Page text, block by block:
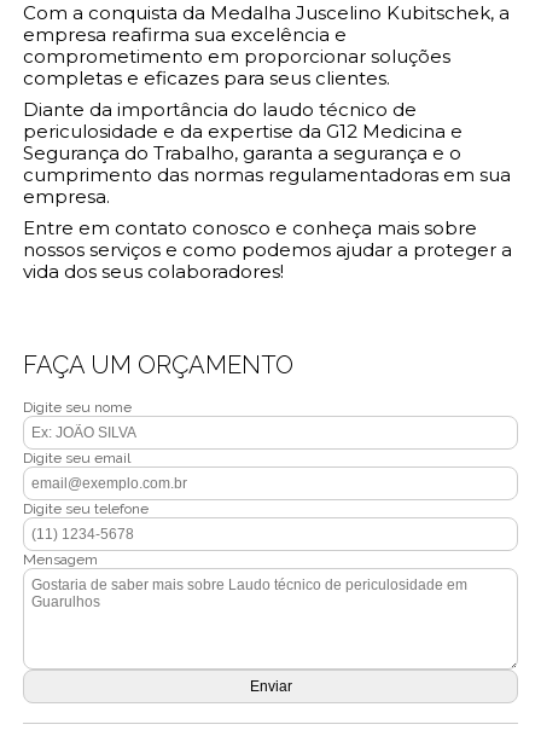
Com a conquista da Medalha Juscelino Kubitschek, a
empresa reafirma sua excelência e
comprometimento em proporcionar soluções
completas e eficazes para seus clientes.
Diante da importância do laudo técnico de
periculosidade e da expertise da G12 Medicina e
Segurança do Trabalho, garanta a segurança e o
cumprimento das normas regulamentadoras em sua
empresa.
Entre em contato conosco e conheça mais sobre
nossos serviços e como podemos ajudar a proteger a
vida dos seus colaboradores!
FAÇA UM ORÇAMENTO
Digite seu nome
Digite seu email
Digite seu telefone
Mensagem